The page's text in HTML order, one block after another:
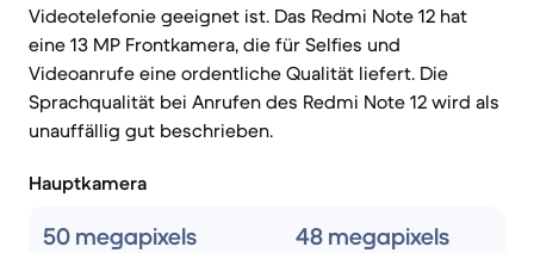
Videotelefonie geeignet ist. Das Redmi Note 12 hat
eine 13 MP Frontkamera, die für Selfies und
Videoanrufe eine ordentliche Qualität liefert. Die
Sprachqualität bei Anrufen des Redmi Note 12 wird als
unauffällig gut beschrieben.
Hauptkamera
50 megapixels 48 megapixels